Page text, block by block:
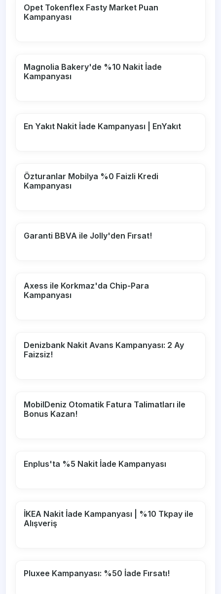
Opet Tokenflex Fasty Market Puan
Kampanyası
Magnolia Bakery'de %10 Nakit İade
Kampanyası
En Yakıt Nakit İade Kampanyası | EnYakıt
Özturanlar Mobilya %0 Faizli Kredi
Kampanyası
Garanti BBVA ile Jolly'den Fırsat!
Axess ile Korkmaz'da Chip-Para
Kampanyası
Denizbank Nakit Avans Kampanyası: 2 Ay
Faizsiz!
MobilDeniz Otomatik Fatura Talimatları ile
Bonus Kazan!
Enplus'ta %5 Nakit İade Kampanyası
İKEA Nakit İade Kampanyası | %10 Tkpay ile
Alışveriş
Pluxee Kampanyası: %50 İade Fırsatı!